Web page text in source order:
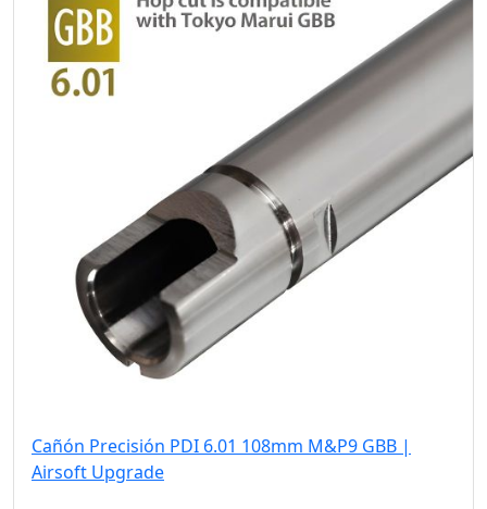
Cañón Precisión PDI 6.01 108mm M&P9 GBB |
Airsoft Upgrade